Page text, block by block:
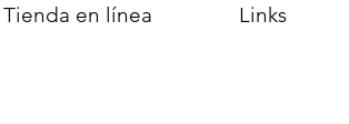
Tienda en línea Links